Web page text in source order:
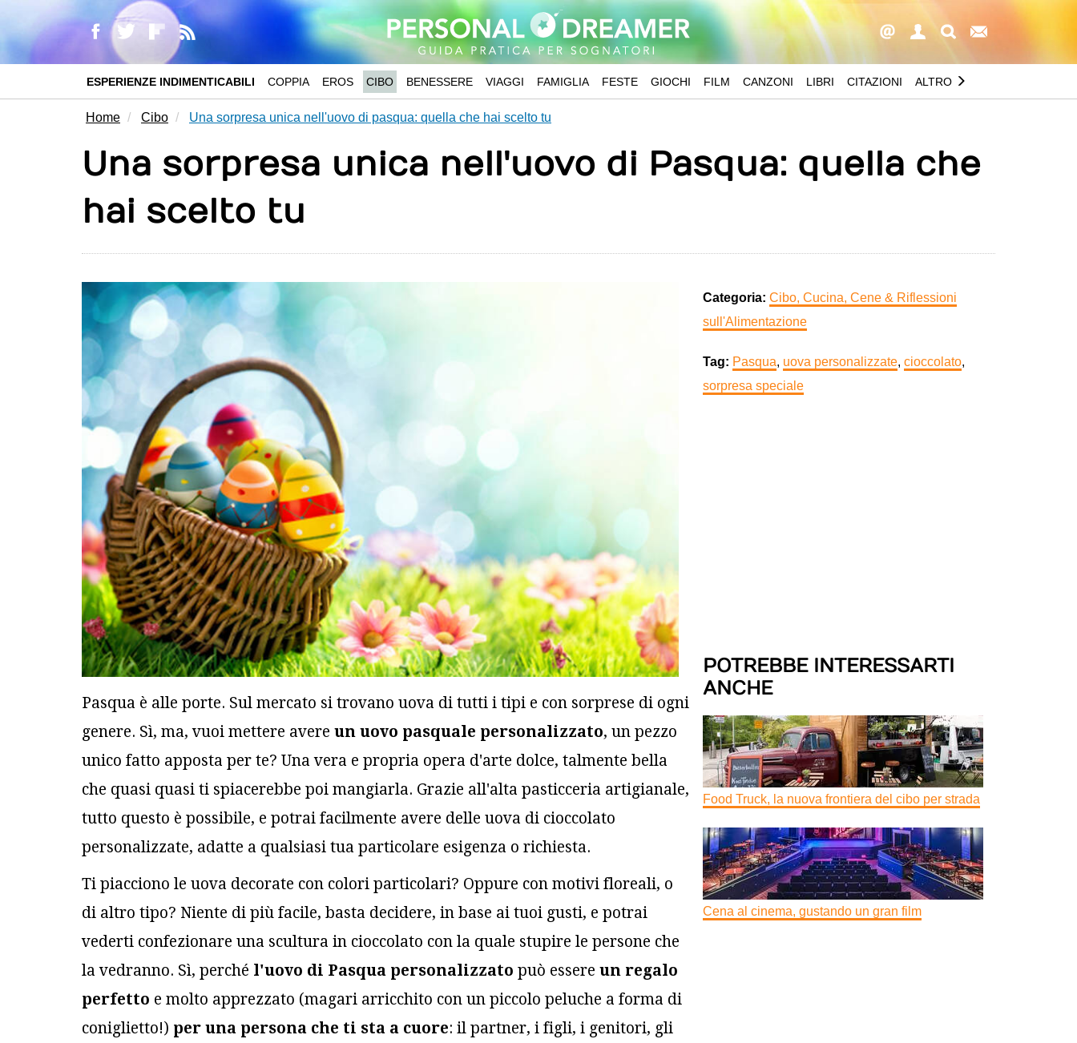
ESPERIENZE INDIMENTICABILI COPPIA EROS CIBO BENESSERE VIAGGI FAMIGLIA FESTE GIOCHI FILM CANZONI LIBRI CITAZIONI ALTRO
Home Cibo Una sorpresa unica nell'uovo di pasqua: quella che hai scelto tu
Una sorpresa unica nell'uovo di Pasqua: quella che
hai scelto tu
Pasqua è alle porte. Sul mercato si trovano uova di tutti i tipi e con sorprese di ogni
genere. Sì, ma, vuoi mettere avere un uovo pasquale personalizzato, un pezzo
unico fatto apposta per te? Una vera e propria opera d'arte dolce, talmente bella
che quasi quasi ti spiacerebbe poi mangiarla. Grazie all'alta pasticceria artigianale,
tutto questo è possibile, e potrai facilmente avere delle uova di cioccolato
personalizzate, adatte a qualsiasi tua particolare esigenza o richiesta.
Ti piacciono le uova decorate con colori particolari? Oppure con motivi floreali, o
di altro tipo? Niente di più facile, basta decidere, in base ai tuoi gusti, e potrai
vederti confezionare una scultura in cioccolato con la quale stupire le persone che
la vedranno. Sì, perché l'uovo di Pasqua personalizzato può essere un regalo
perfetto e molto apprezzato (magari arricchito con un piccolo peluche a forma di
coniglietto!) per una persona che ti sta a cuore: il partner, i figli, i genitori, gli
Categoria: Cibo, Cucina, Cene & Riflessioni
sull'Alimentazione
Tag: Pasqua, uova personalizzate, cioccolato,
sorpresa speciale
POTREBBE INTERESSARTI
ANCHE
Food Truck, la nuova frontiera del cibo per strada
Cena al cinema, gustando un gran film